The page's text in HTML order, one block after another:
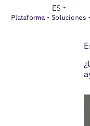
Plataforma Soluciones
ES